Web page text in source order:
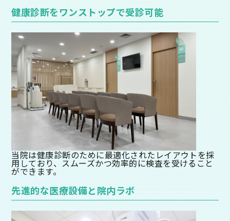
健康診断をワンストップで受診可能
当院は健康診断のために最適化されたレイアウトを採
用しており、スムーズかつ効率的に検査を受けること
ができます。
先進的な医療設備と院内ラボ